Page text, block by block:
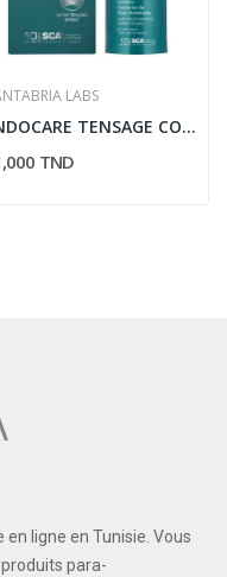
LABS
ENDOCARE TENSAGE CONTOUR DES YEUX 15ML
TND
ligne en Tunisie. Vous
para-